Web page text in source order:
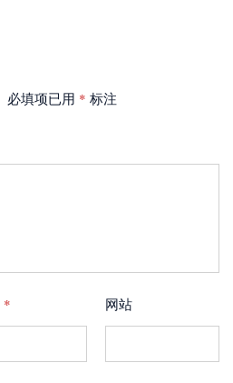
必填项已用 * 标注
* 网站